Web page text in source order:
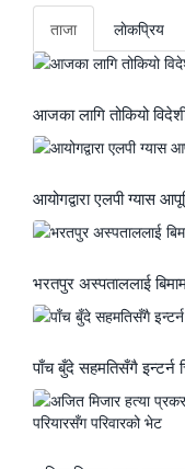
ताजा लाेकप्रिय
आजका लागि तोकियो
आयोगद्वारा एलपी ग्यास
भरतपुर अस्पताललाई
पाँच बुँदे सहमतिसँगै